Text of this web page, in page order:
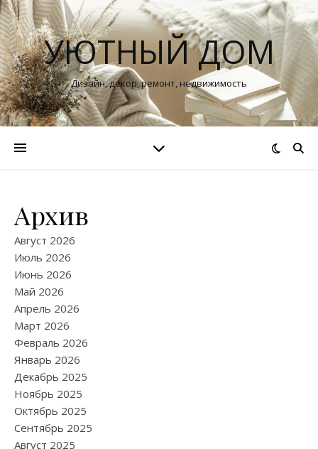
УЮТНЫЙ ДОМ
Дизайн, декор, ремонт, недвижимость
Архив
Август 2026
Июль 2026
Июнь 2026
Май 2026
Апрель 2026
Март 2026
Февраль 2026
Январь 2026
Декабрь 2025
Ноябрь 2025
Октябрь 2025
Сентябрь 2025
Август 2025